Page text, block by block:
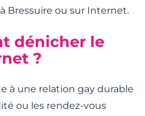
Bressuire ou sur Internet.
dénicher le
?
à une relation gay durable
ou les rendez-vous